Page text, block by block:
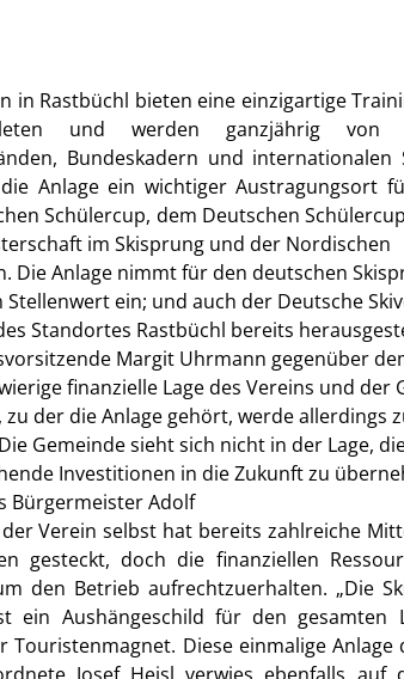
in Rastbüchl bieten eine einzigartige
und werden ganzjährig von
Bundeskadern und
Anlage ein wichtiger Austragungsort
Schülercup, dem Deutschen
im Skisprung und der Nordischen
Die Anlage nimmt für den deutschen
Stellenwert ein; und auch der Deutsche
Standortes Rastbüchl bereits
Margit Uhrmann gegenüber
finanzielle Lage des Vereins und der
zu der die Anlage gehört, werde allerdings
Gemeinde sieht sich nicht in der Lage,
Investitionen in die Zukunft zu
Bürgermeister Adolf
Verein selbst hat bereits zahlreiche
gesteckt, doch die finanziellen
den Betrieb aufrechtzuerhalten. „Die
ein Aushängeschild für den gesamten
Touristenmagnet. Diese einmalige